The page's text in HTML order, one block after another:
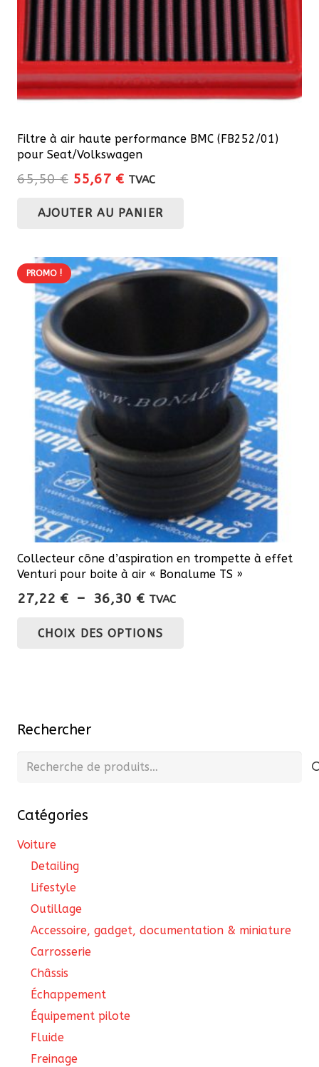
Filtre à air haute performance BMC (FB252/01)
pour Seat/Volkswagen
65,50€ Le
initial
55,67 €Le
actuel
TVAC
AJOUTER AU PANIER
PROMO !
Collecteur cône d’aspiration en trompette à effet
Venturi pour boite à air « Bonalume TS »
27,22 € – 36,30 €Plage
prix :
TVAC
CHOIX DES OPTIONS
Rechercher
Recherche
Catégories
Voiture
Detailing
Lifestyle
Outillage
Accessoire, gadget, documentation & miniature
Carrosserie
Châssis
Échappement
Équipement pilote
Fluide
Freinage